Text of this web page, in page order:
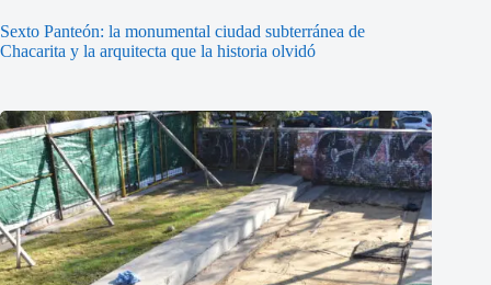
Sexto Panteón: la monumental ciudad subterránea de
Chacarita y la arquitecta que la historia olvidó